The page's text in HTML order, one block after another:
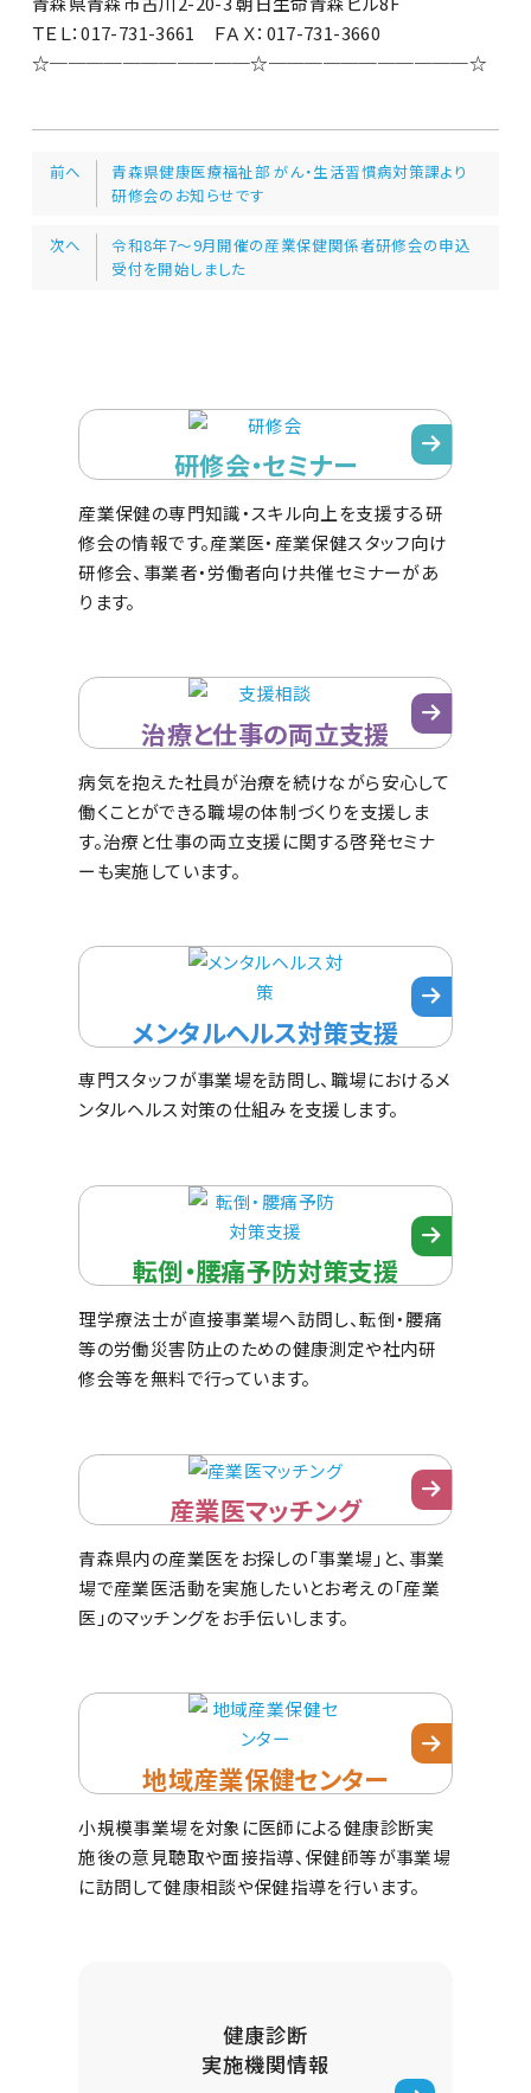
ＴＥＬ：017-731-3661 ＦＡＸ：017-731-3660
☆───────────☆───────────☆
前へ
青森県健康医療福祉部 がん・生活習慣病対策課より
研修会のお知らせです
次へ
令和8年7～9月開催の産業保健関係者研修会の申込
受付を開始しました
研修会・セミナー
産業保健の専門知識・スキル向上を支援する研
修会の情報です。産業医・産業保健スタッフ向け
研修会、事業者・労働者向け共催セミナーがあ
ります。
治療と仕事の両立支援
病気を抱えた社員が治療を続けながら安心して
働くことができる職場の体制づくりを支援しま
す。治療と仕事の両立支援に関する啓発セミナ
ーも実施しています。
メンタルヘルス対策支援
専門スタッフが事業場を訪問し、職場におけるメ
ンタルヘルス対策の仕組みを支援します。
転倒・腰痛予防対策支援
理学療法士が直接事業場へ訪問し、転倒・腰痛
等の労働災害防止のための健康測定や社内研
修会等を無料で行っています。
産業医マッチング
青森県内の産業医をお探しの「事業場」と、事業
場で産業医活動を実施したいとお考えの「産業
医」のマッチングをお手伝いします。
地域産業保健センター
小規模事業場を対象に医師による健康診断実
施後の意見聴取や面接指導、保健師等が事業場
に訪問して健康相談や保健指導を行います。
健康診断
実施機関情報